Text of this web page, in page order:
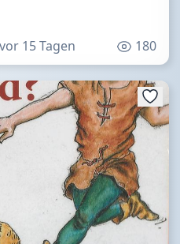
vor 15 Tagen 180